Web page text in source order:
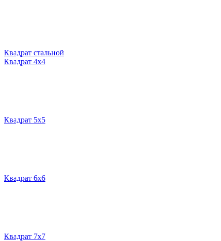
Квадрат стальной
Квадрат 4х4
Квадрат 5х5
Квадрат 6х6
Квадрат 7х7